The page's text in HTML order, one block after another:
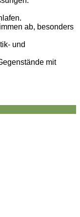
ab, besonders
und
mit